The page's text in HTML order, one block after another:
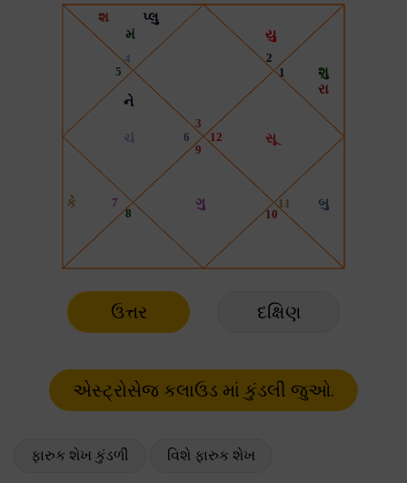
ઉત્તર દક્ષિણ
ફારુક શેખ કુંડળી વિશે ફારુક શેખ